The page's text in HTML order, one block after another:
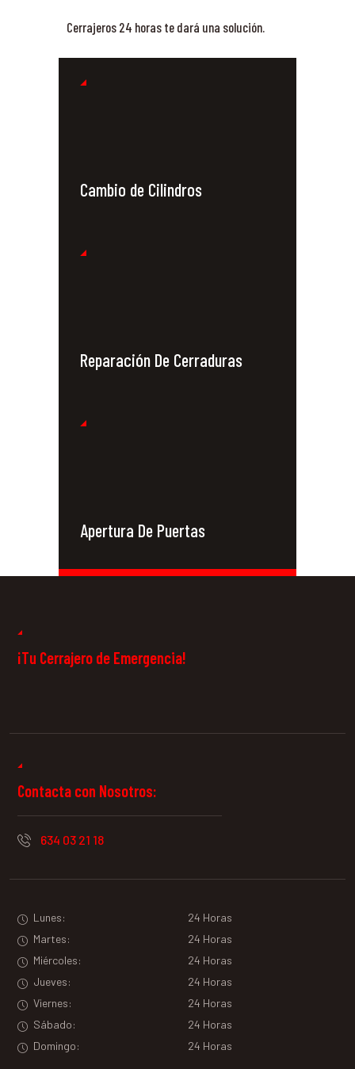
Cerrajeros 24 horas te dará una solución.
Cambio de Cilindros
Reparación De Cerraduras
Apertura De Puertas
¡Tu Cerrajero de Emergencia!
Contacta con Nosotros:
634 03 21 18
Lunes:
24 Horas
Martes:
24 Horas
Miércoles:
24 Horas
Jueves:
24 Horas
Viernes:
24 Horas
Sábado:
24 Horas
Domingo:
24 Horas